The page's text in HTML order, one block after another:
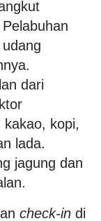
dari
kopi,
lada.
jagung dan
check-in di